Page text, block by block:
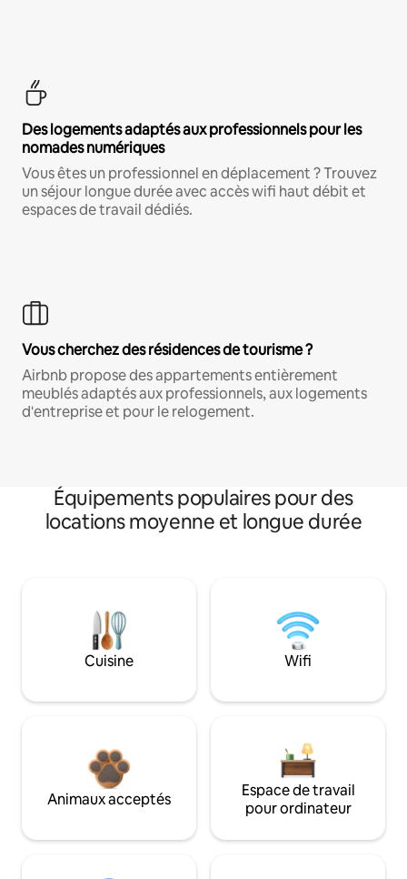
Des logements adaptés aux professionnels pour les
nomades numériques
Vous êtes un professionnel en déplacement ? Trouvez
un séjour longue durée avec accès wifi haut débit et
espaces de travail dédiés.
Vous cherchez des résidences de tourisme ?
Airbnb propose des appartements entièrement
meublés adaptés aux professionnels, aux logements
d'entreprise et pour le relogement.
Équipements populaires pour des
locations moyenne et longue durée
Cuisine Wifi
Animaux acceptés
Espace de travail
pour ordinateur